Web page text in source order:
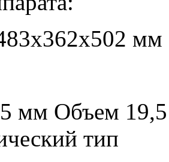
мм
мм Объем
тип